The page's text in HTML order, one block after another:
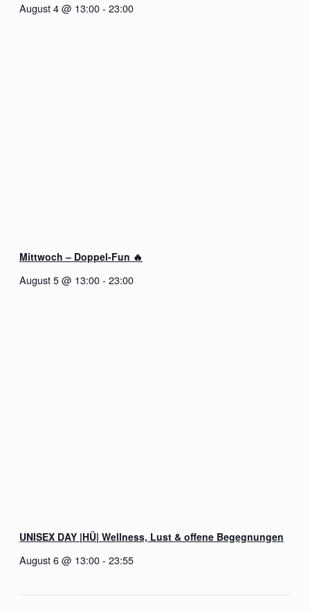
August 4 @ 13:00- 23:00
Mittwoch – Doppel-Fun 🔥
August 5 @ 13:00- 23:00
UNISEX DAY |HÜ| Wellness, Lust & offene Begegnungen
August 6 @ 13:00- 23:55